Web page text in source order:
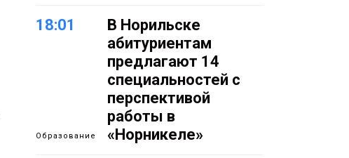
18:01
Образование
В Норильске
абитуриентам
предлагают 14
специальностей с
перспективой
работы в
«Норникеле»